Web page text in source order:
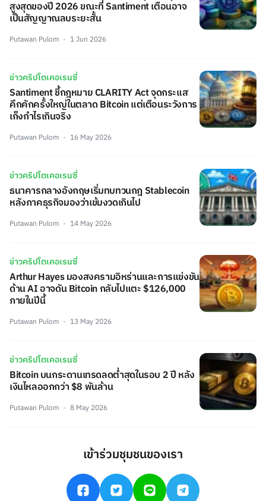
สูงสุดของปี 2026 ขณะที่ Santiment เตือนอาจ
เป็นสัญญาณลบระยะสั้น
Putawan Pulom 1 Jun 2026
ข่าวคริปโตเคอเรนซี่
Santiment ชี้กฎหมาย CLARITY Act จุดกระแส
คึกคักครั้งใหญ่ในตลาด Bitcoin แต่เตือนระวังการ
เก็งกำไรเกินจริง
Putawan Pulom 16 May 2026
ข่าวคริปโตเคอเรนซี่
ธนาคารกลางอังกฤษเริ่มทบทวนกฎ Stablecoin
หลังภาคธุรกิจมองว่าเข้มงวดเกินไป
Putawan Pulom 14 May 2026
ข่าวคริปโตเคอเรนซี่
Arthur Hayes มองสงครามอิหร่านและการแข่งขัน
ด้าน AI อาจดัน Bitcoin กลับไปแตะ $126,000
ภายในปีนี้
Putawan Pulom 13 May 2026
ข่าวคริปโตเคอเรนซี่
Bitcoin บนกระดานเทรดลดต่ำสุดในรอบ 2 ปี หลัง
เงินไหลออกกว่า $8 พันล้าน
Putawan Pulom 8 May 2026
เข้าร่วมชุมชนของเรา